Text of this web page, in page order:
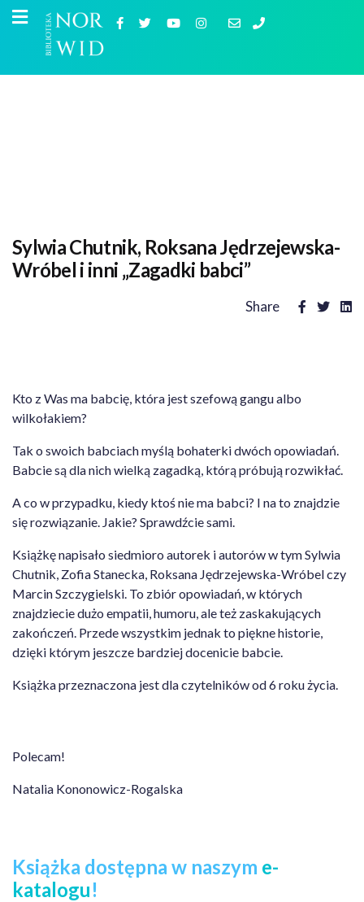
Sylwia Chutnik, Roksana Jędrzejewska-
Wróbel i inni „Zagadki babci”
Share
Kto z Was ma babcię, która jest szefową gangu albo
wilkołakiem?
Tak o swoich babciach myślą bohaterki dwóch opowiadań.
Babcie są dla nich wielką zagadką, którą próbują rozwikłać.
A co w przypadku, kiedy ktoś nie ma babci? I na to znajdzie
się rozwiązanie. Jakie? Sprawdźcie sami.
Książkę napisało siedmioro autorek i autorów w tym Sylwia
Chutnik, Zofia Stanecka, Roksana Jędrzejewska-Wróbel czy
Marcin Szczygielski. To zbiór opowiadań, w których
znajdziecie dużo empatii, humoru, ale też zaskakujących
zakończeń. Przede wszystkim jednak to piękne historie,
dzięki którym jeszcze bardziej docenicie babcie.
Książka przeznaczona jest dla czytelników od 6 roku życia.
Polecam!
Natalia Kononowicz-Rogalska
Książka dostępna w naszym e-
katalogu!